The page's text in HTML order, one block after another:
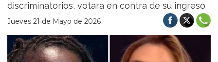
discriminatorios, votara en contra de su ingreso
Jueves 21 de Mayo de 2026